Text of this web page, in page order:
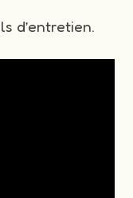
d’entretien.